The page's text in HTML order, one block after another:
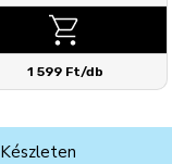
1 599 Ft/db
Készleten